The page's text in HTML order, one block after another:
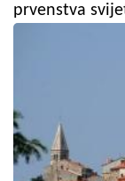
prvenstva